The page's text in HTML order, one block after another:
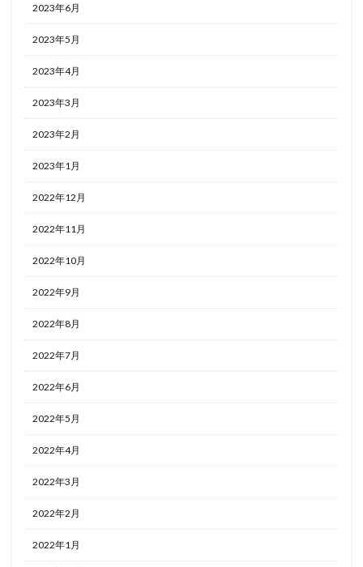
2023年6月
2023年5月
2023年4月
2023年3月
2023年2月
2023年1月
2022年12月
2022年11月
2022年10月
2022年9月
2022年8月
2022年7月
2022年6月
2022年5月
2022年4月
2022年3月
2022年2月
2022年1月